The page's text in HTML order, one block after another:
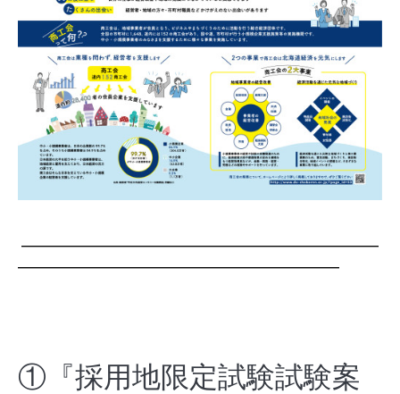
――――――――――――――――――――
――――――――――――――――――
①『採用地限定試験試験案